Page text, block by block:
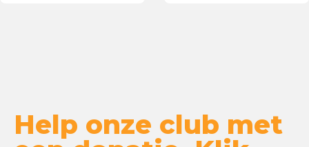
Help onze club met